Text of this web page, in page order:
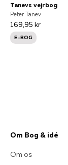
Tanevs vejrbog
Peter Tanev
169,95 kr
E-BOG
Om Bog & idé
Om os